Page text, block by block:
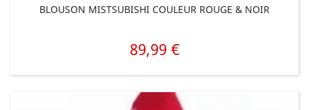
BLOUSON MISTSUBISHI COULEUR ROUGE & NOIR
Prix
89,99 €